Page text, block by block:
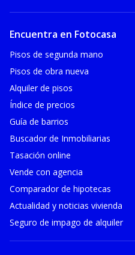
Encuentra en Fotocasa
Pisos de segunda mano
Pisos de obra nueva
Alquiler de pisos
Índice de precios
Guía de barrios
Buscador de Inmobiliarias
Tasación online
Vende con agencia
Comparador de hipotecas
Actualidad y noticias vivienda
Seguro de impago de alquiler